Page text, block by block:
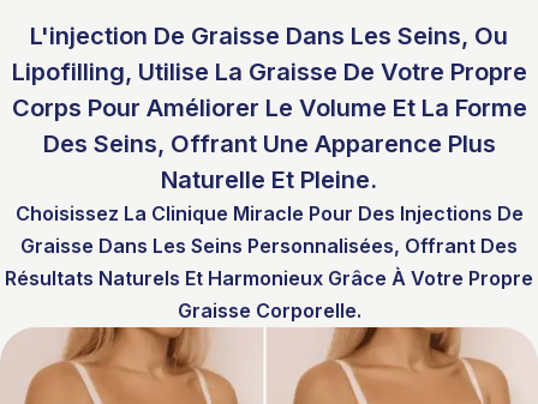
L'injection De Graisse Dans Les Seins, Ou
Lipofilling, Utilise La Graisse De Votre Propre
Corps Pour Améliorer Le Volume Et La Forme
Des Seins, Offrant Une Apparence Plus
Naturelle Et Pleine.
Choisissez La Clinique Miracle Pour Des Injections De
Graisse Dans Les Seins Personnalisées, Offrant Des
Résultats Naturels Et Harmonieux Grâce À Votre Propre
Graisse Corporelle.